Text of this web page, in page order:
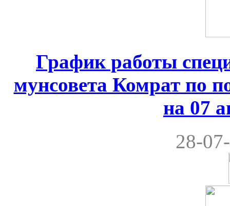
График работы
мунсовета Комрат по
на 07
28-